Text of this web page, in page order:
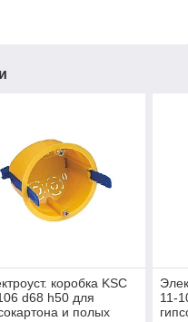
коробка KSC
d68 h50 для
и полых
11-